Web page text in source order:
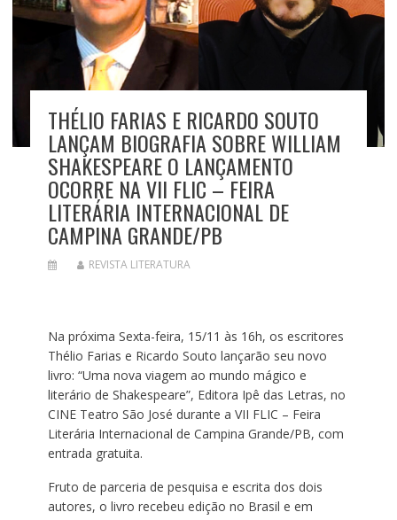
THÉLIO FARIAS E RICARDO SOUTO
LANÇAM BIOGRAFIA SOBRE WILLIAM
SHAKESPEARE O LANÇAMENTO
OCORRE NA VII FLIC – FEIRA
LITERÁRIA INTERNACIONAL DE
CAMPINA GRANDE/PB
REVISTA LITERATURA
Na próxima Sexta-feira, 15/11 às 16h, os escritores
Thélio Farias e Ricardo Souto lançarão seu novo
livro: “Uma nova viagem ao mundo mágico e
literário de Shakespeare”, Editora Ipê das Letras, no
CINE Teatro São José durante a VII FLIC – Feira
Literária Internacional de Campina Grande/PB, com
entrada gratuita.
Fruto de parceria de pesquisa e escrita dos dois
autores, o livro recebeu edição no Brasil e em